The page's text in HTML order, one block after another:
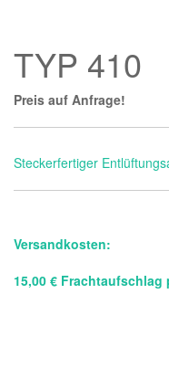
TYP 410
Preis auf Anfrage!
Steckerfertiger
Versandkosten:
15,00 € Frachtaufschlag